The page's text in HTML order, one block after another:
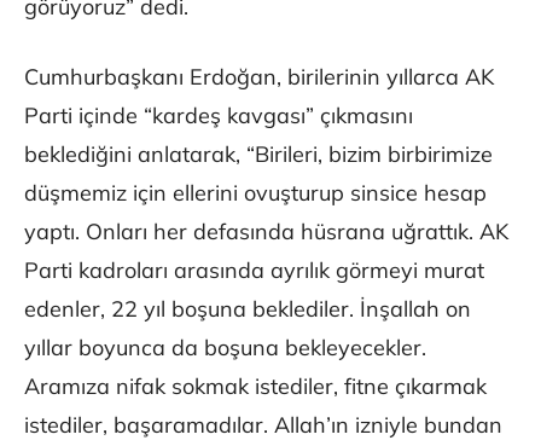
görüyoruz” dedi.
Cumhurbaşkanı Erdoğan, birilerinin yıllarca AK
Parti içinde “kardeş kavgası” çıkmasını
beklediğini anlatarak, “Birileri, bizim birbirimize
düşmemiz için ellerini ovuşturup sinsice hesap
yaptı. Onları her defasında hüsrana uğrattık. AK
Parti kadroları arasında ayrılık görmeyi murat
edenler, 22 yıl boşuna beklediler. İnşallah on
yıllar boyunca da boşuna bekleyecekler.
Aramıza nifak sokmak istediler, fitne çıkarmak
istediler, başaramadılar. Allah’ın izniyle bundan